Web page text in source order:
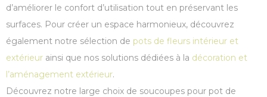
d’améliorer le confort d’utilisation tout en préservant les
surfaces. Pour créer un espace harmonieux, découvrez
également notre sélection de pots de fleurs intérieur et
extérieur ainsi que nos solutions dédiées à la décoration et
l’aménagement extérieur.
Découvrez notre large choix de soucoupes pour pot de